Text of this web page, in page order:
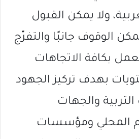
ولا يمكن القبول
الوقوف جانبًا والتفرّج
بكافة الاتجاهات
بهدف تركيز الجهود
والجهات
المحلي ومؤسسات